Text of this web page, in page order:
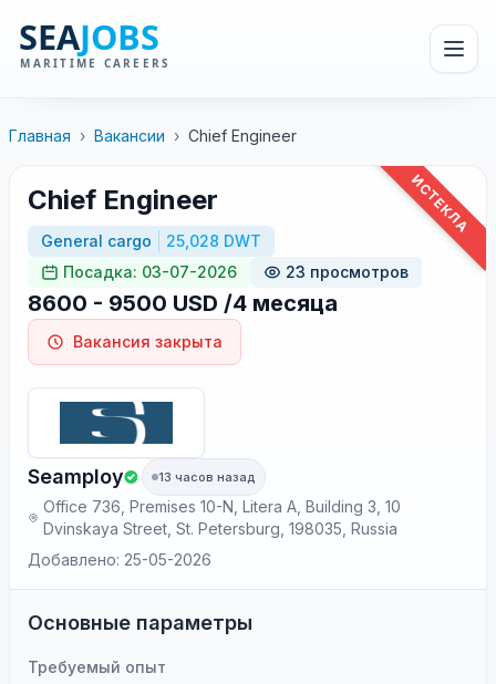
Главная › Вакансии › Chief Engineer
ИСТЕКЛА
Chief Engineer
General cargo
25,028 DWT
Посадка: 03-07-2026
23 просмотров
8600 - 9500 USD /4 месяца
Вакансия закрыта
Seamploy 13 часов назад
Office 736, Premises 10-N, Litera A, Building 3, 10
Dvinskaya Street, St. Petersburg, 198035, Russia
Добавлено: 25-05-2026
Основные параметры
Требуемый опыт